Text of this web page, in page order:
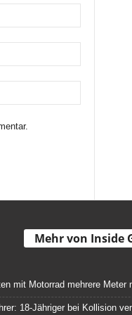
Mehr von Inside
mit Motorrad mehrere Meter
18-Jähriger bei Kollision